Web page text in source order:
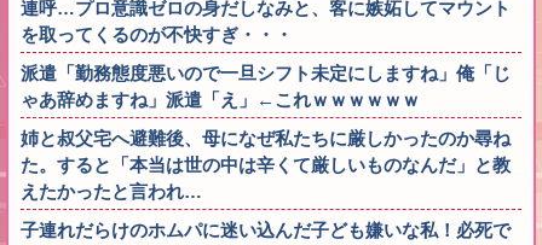
連呼…プロ意識ゼロの身だしなみと、客に嫉妬してマウント
を取ってくるのが不快すぎ・・・
派遣「勤務態度悪いので一旦シフト未定にしますね」俺「じ
ゃあ辞めますね」派遣「え」←これｗｗｗｗｗｗ
姉と叔父宅へ避難後、母になぜ私たちに厳しかったのか尋ね
た。すると「本当は世の中は辛くて厳しいものなんだ」と教
えたかったと言われ…
子連れだらけのホムパに迷い込んだ子ども嫌いな私！必死で